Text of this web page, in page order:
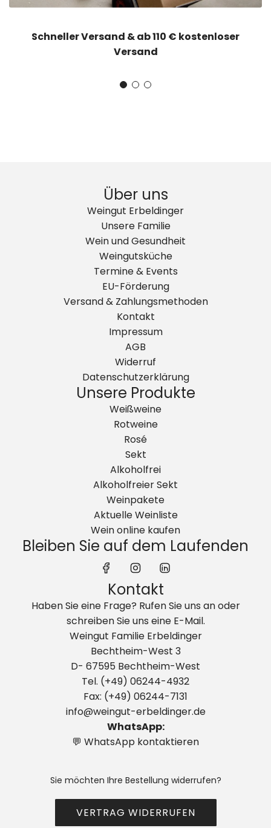
Schneller Versand & ab 110 € kostenloser
Versand
Über uns
Weingut Erbeldinger
Unsere Familie
Wein und Gesundheit
Weingutsküche
Termine & Events
EU-Förderung
Versand & Zahlungsmethoden
Kontakt
Impressum
AGB
Widerruf
Datenschutzerklärung
Unsere Produkte
Weißweine
Rotweine
Rosé
Sekt
Alkoholfrei
Alkoholfreier Sekt
Weinpakete
Aktuelle Weinliste
Wein online kaufen
Bleiben Sie auf dem Laufenden
Kontakt
Haben Sie eine Frage? Rufen Sie uns an oder
schreiben Sie uns eine E-Mail.
Weingut Familie Erbeldinger
Bechtheim-West 3
D- 67595 Bechtheim-West
Tel. (+49) 06244-4932
Fax: (+49) 06244-7131
info@weingut-erbeldinger.de
WhatsApp:
💬 WhatsApp kontaktieren
Sie möchten Ihre Bestellung widerrufen?
VERTRAG WIDERRUFEN